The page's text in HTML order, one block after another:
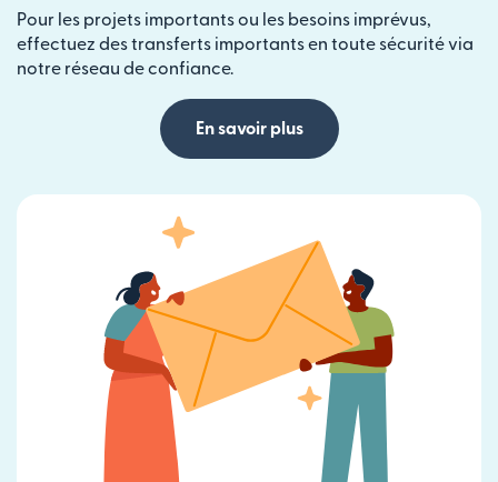
Pour les projets importants ou les besoins imprévus,
effectuez des transferts importants en toute sécurité via
notre réseau de confiance.
En savoir plus